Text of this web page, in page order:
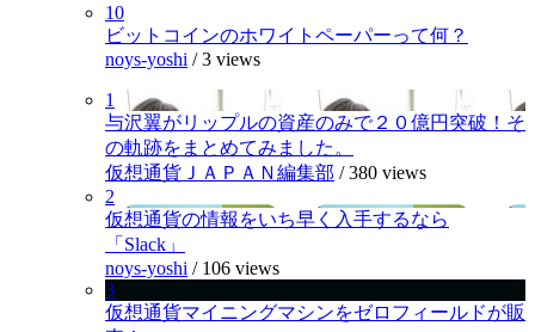
10
ビットコインのホワイトペーパーって何？
noys-yoshi /3 views
1
与沢翼がリップルの資産のみで２０億円突破！そ
の軌跡をまとめてみました。
仮想通貨ＪＡＰＡＮ編集部 /380 views
2
仮想通貨の情報をいち早く入手するなら
「Slack」
noys-yoshi / 106 views
3
仮想通貨マイニングマシンをゼロフィールドが販